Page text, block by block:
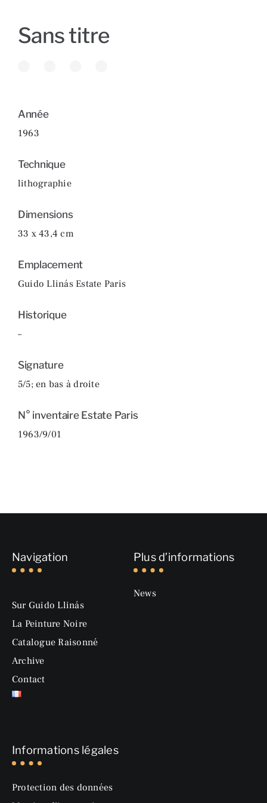
Sans titre
Année
1963
Technique
lithographie
Dimensions
33 x 43,4 cm
Emplacement
Guido Llinás Estate Paris
Historique
–
Signature
5/5; en bas à droite
N° inventaire Estate Paris
1963/9/01
Navigation
Sur Guido Llinás
La Peinture Noire
Catalogue Raisonné
Archive
Contact
Plus d’informations
News
Informations légales
Protection des données